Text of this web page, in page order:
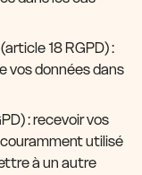
(article 18 RGPD) :
vos données dans
: recevoir vos
utilisé
à un autre